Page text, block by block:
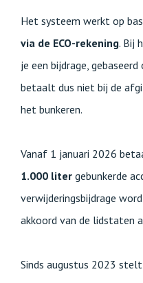
Het systeem werkt op
via de ECO-rekening. Bij
je een bijdrage,
betaalt dus niet bij de
het bunkeren.
Vanaf 1 januari 2026
1.000 liter gebunkerde
verwijderingsbijdrage
akkoord van de lidstaten
Sinds augustus 2023